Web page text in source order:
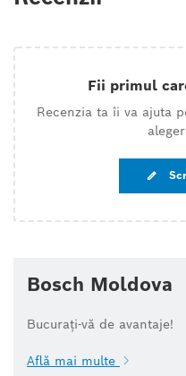
Fii primul
Recenzia ta îi va ajuta
Bosch Moldova
Bucurați-vă de avantaje!
Află mai multe